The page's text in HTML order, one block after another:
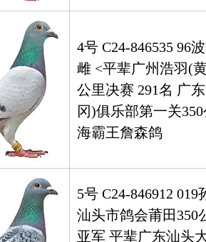
4号 C24-846535 96
雌 <平辈广州浩羽(
公里决赛 291名 广
冈)俱乐部第一关
海霸王詹森鸽
5号 C24-846912
汕头市鸽会莆田350
亚军 平辈广东汕头